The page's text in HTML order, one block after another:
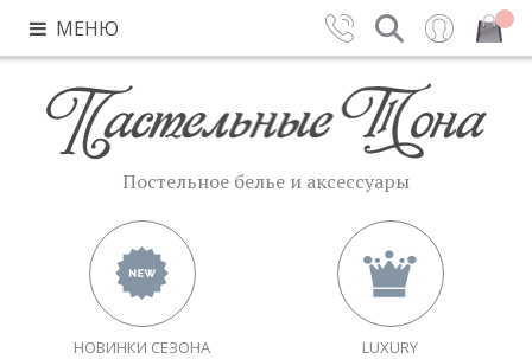
МЕНЮ Вход Закрыть
Постельное белье и аксессуары
НОВИНКИ СЕЗОНА LUXURY